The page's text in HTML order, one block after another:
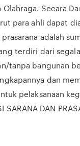
Olahraga. Secara
para ahli dapat
adalah
terdiri dari
tanpa bangunan
dan
pelaksanaan
SARANA DAN